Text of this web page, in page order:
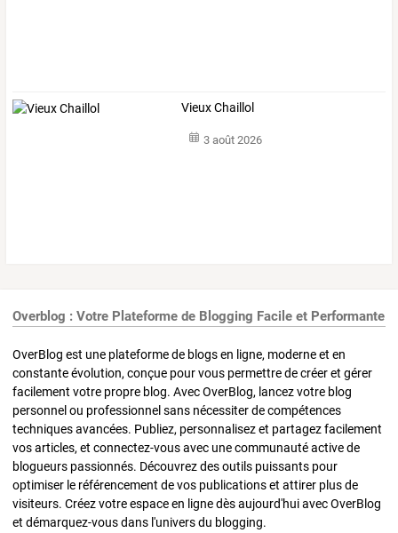
Vieux Chaillol
3 août 2026
Overblog : Votre Plateforme de Blogging Facile et Performante
OverBlog est une plateforme de blogs en ligne, moderne et en
constante évolution, conçue pour vous permettre de créer et gérer
facilement votre propre blog. Avec OverBlog, lancez votre blog
personnel ou professionnel sans nécessiter de compétences
techniques avancées. Publiez, personnalisez et partagez facilement
vos articles, et connectez-vous avec une communauté active de
blogueurs passionnés. Découvrez des outils puissants pour
optimiser le référencement de vos publications et attirer plus de
visiteurs. Créez votre espace en ligne dès aujourd'hui avec OverBlog
et démarquez-vous dans l'univers du blogging.